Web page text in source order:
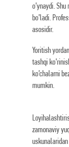
o’ynaydi.
bo’ladi.
asosidir.
Yoritish
tashqi
ko’chalarni
mumkin.
zamonaviy